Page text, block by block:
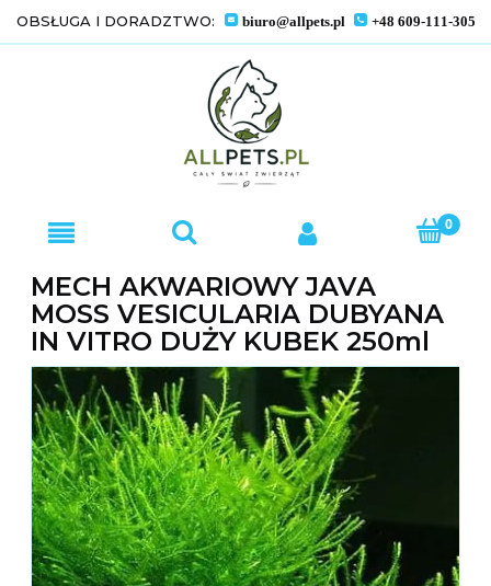
OBSŁUGA I DORADZTWO: biuro@allpets.pl +48 609-111-305
MECH AKWARIOWY JAVA
MOSS VESICULARIA DUBYANA
IN VITRO DUŻY KUBEK 250ml